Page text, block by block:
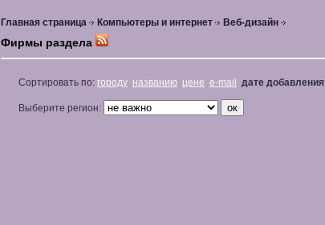
Главная страница Компьютеры и интернет Веб-дизайн
Фирмы раздела
Сортировать по: городу названию цене e-mail дате добавления
Выберите регион: